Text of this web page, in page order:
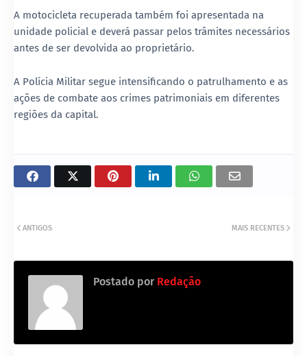
A motocicleta recuperada também foi apresentada na
unidade policial e deverá passar pelos trâmites necessários
antes de ser devolvida ao proprietário.
A Polícia Militar segue intensificando o patrulhamento e as
ações de combate aos crimes patrimoniais em diferentes
regiões da capital.
MAIS RECENTES
ANTIGOS
Postado por Redação